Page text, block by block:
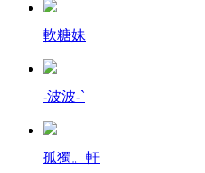
軟糖妹
-波波-`
孤獨。軒